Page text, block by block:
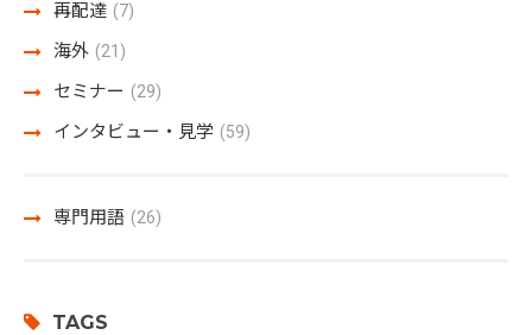
再配達 (7)
海外 (21)
セミナー (29)
インタビュー・見学 (59)
専門用語 (26)
TAGS